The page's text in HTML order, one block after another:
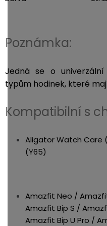
Poznámka:
Jedná se o
typům hodinek, které
Kompatibilní s
Aligator Watch Care
(Y65)
Amazfit Neo /
Amazfit Bip S /
Amazfit Bip U Pro /